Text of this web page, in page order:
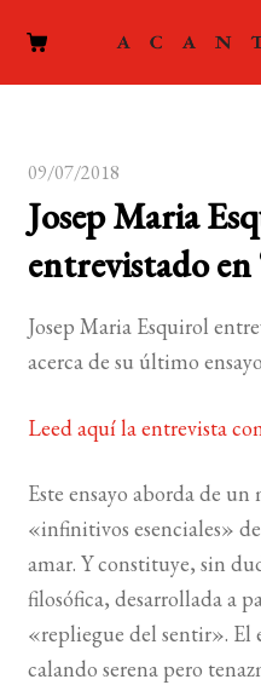
LA
09/07/2018
Josep Maria
entrevistado en
Josep Maria Esquirol
acerca de su último ensayo
Leed aquí la entrevista
Este ensayo aborda de
«infinitivos esenciales»
amar. Y constituye, sin
filosófica, desarrollada a
«repliegue del sentir». El
calando serena pero